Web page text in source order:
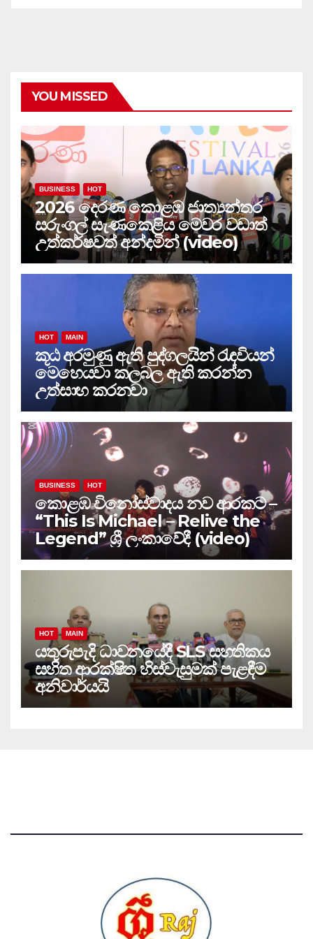
YOU MISSED
BUSINESS HOT
2026 දෙරණ කොළඹ ජාත්‍යන්තර
සරුංගල් සැණකෙළිය මෙවර වඩාත්
උත්කර්ෂවත් අන්දමින් (video)
HOT MAIN
කූඨ අරමුණු ඇති පුද්ගලයින් රැඳවියන්
මෙහෙයවා කලබල ඇති කරන්න
උත්සාහ කරනවා
BUSINESS HOT
කොළඹ විනෝස්වාදය නව ආරකට –
“This Is Michael – Relive the
Legend” ශ්‍රී ලංකාවේදී (video)
HOT MAIN
යතුරුපැදි ධාවනයේදී SLS සහතිකය
සහිත ආරක්ෂිත හිස්වැසුමක් පැළඳීම
අනිවාර්යයි